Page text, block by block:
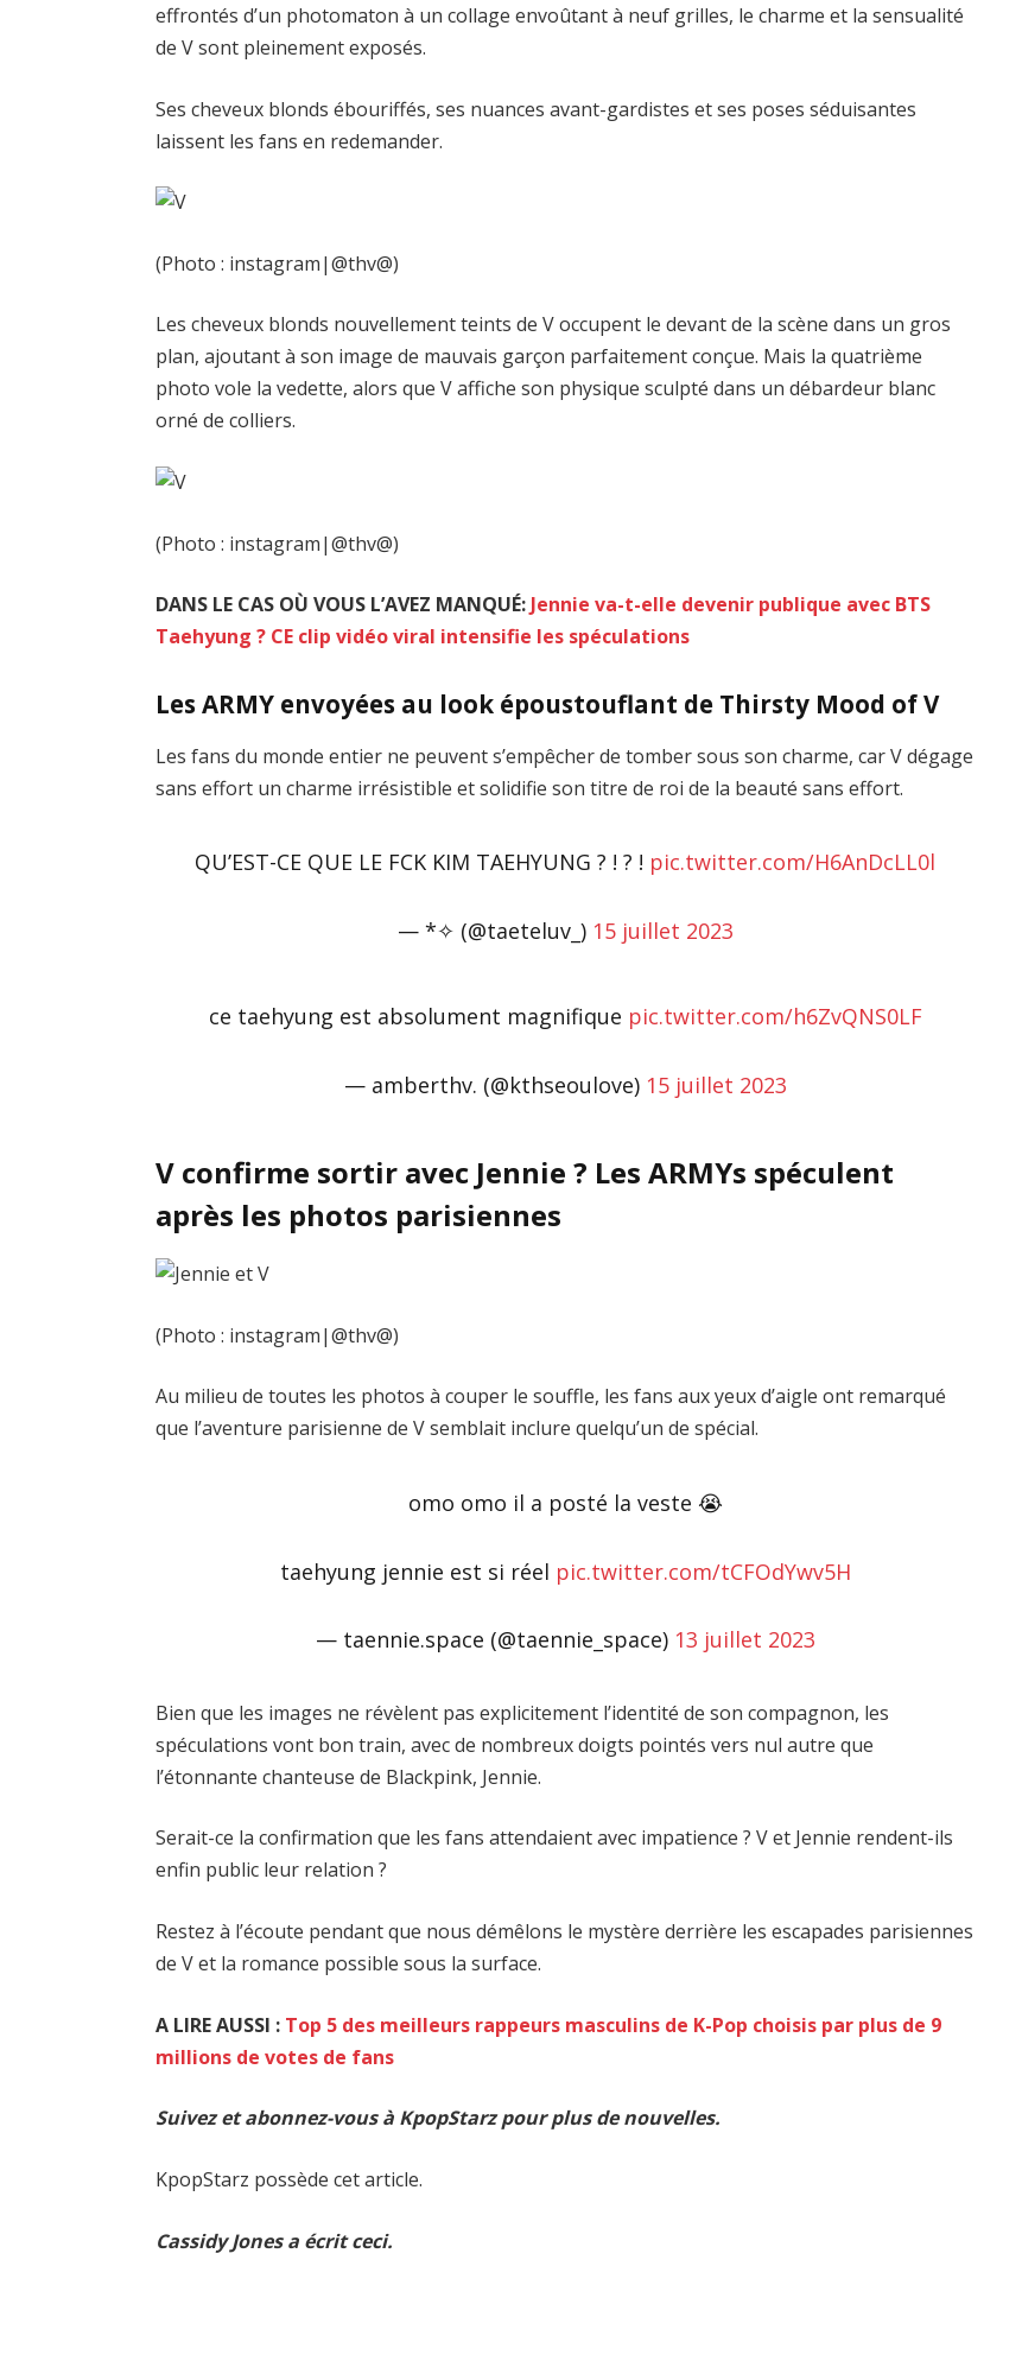
effrontés d’un photomaton à un collage envoûtant à neuf grilles, le charme et la sensualité
de V sont pleinement exposés.
Ses cheveux blonds ébouriffés, ses nuances avant-gardistes et ses poses séduisantes
laissent les fans en redemander.
(Photo : instagram|@thv@)
Les cheveux blonds nouvellement teints de V occupent le devant de la scène dans un gros
plan, ajoutant à son image de mauvais garçon parfaitement conçue. Mais la quatrième
photo vole la vedette, alors que V affiche son physique sculpté dans un débardeur blanc
orné de colliers.
(Photo : instagram|@thv@)
DANS LE CAS OÙ VOUS L’AVEZ MANQUÉ: Jennie va-t-elle devenir publique avec BTS
Taehyung ? CE clip vidéo viral intensifie les spéculations
Les ARMY envoyées au look époustouflant de Thirsty Mood of V
Les fans du monde entier ne peuvent s’empêcher de tomber sous son charme, car V dégage
sans effort un charme irrésistible et solidifie son titre de roi de la beauté sans effort.
QU’EST-CE QUE LE FCK KIM TAEHYUNG ? ! ? ! pic.twitter.com/H6AnDcLL0l
— *✧ (@taeteluv_) 15 juillet 2023
ce taehyung est absolument magnifique pic.twitter.com/h6ZvQNS0LF
— amberthv. (@kthseoulove) 15 juillet 2023
V confirme sortir avec Jennie ? Les ARMYs spéculent
après les photos parisiennes
(Photo : instagram|@thv@)
Au milieu de toutes les photos à couper le souffle, les fans aux yeux d’aigle ont remarqué
que l’aventure parisienne de V semblait inclure quelqu’un de spécial.
omo omo il a posté la veste 😭
taehyung jennie est si réel pic.twitter.com/tCFOdYwv5H
— taennie.space (@taennie_space) 13 juillet 2023
Bien que les images ne révèlent pas explicitement l’identité de son compagnon, les
spéculations vont bon train, avec de nombreux doigts pointés vers nul autre que
l’étonnante chanteuse de Blackpink, Jennie.
Serait-ce la confirmation que les fans attendaient avec impatience ? V et Jennie rendent-ils
enfin public leur relation ?
Restez à l’écoute pendant que nous démêlons le mystère derrière les escapades parisiennes
de V et la romance possible sous la surface.
A LIRE AUSSI : Top 5 des meilleurs rappeurs masculins de K-Pop choisis par plus de 9
millions de votes de fans
Suivez et abonnez-vous à KpopStarz pour plus de nouvelles.
KpopStarz possède cet article.
Cassidy Jones a écrit ceci.